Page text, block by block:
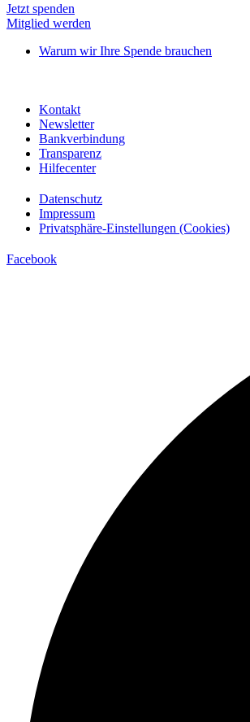
Jetzt spenden
Mitglied werden
Warum wir Ihre Spende brauchen
Kontakt
Newsletter
Bankverbindung
Transparenz
Hilfecenter
Datenschutz
Impressum
Privatsphäre-Einstellungen (Cookies)
Facebook